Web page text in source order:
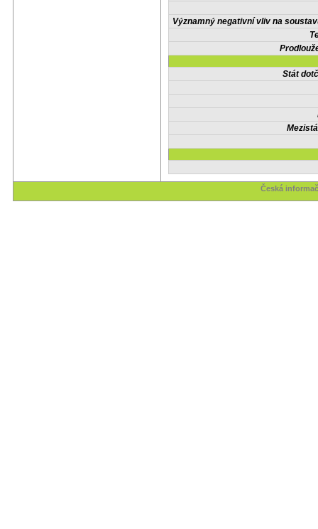
Významný negativní vliv na
Stát
Česká